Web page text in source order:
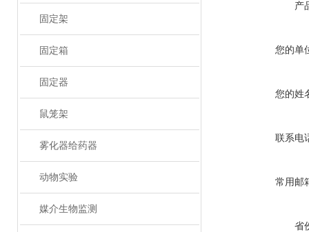
固定架
固定箱
固定器
鼠笼架
雾化器给药器
动物实验
媒介生物监测
产
您的单
您的姓
联系电
常用邮
省